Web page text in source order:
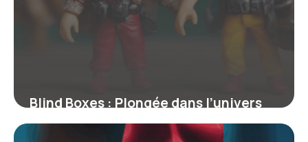
Blind Boxes : Plongée dans l’univers
captivant des figurines surprises